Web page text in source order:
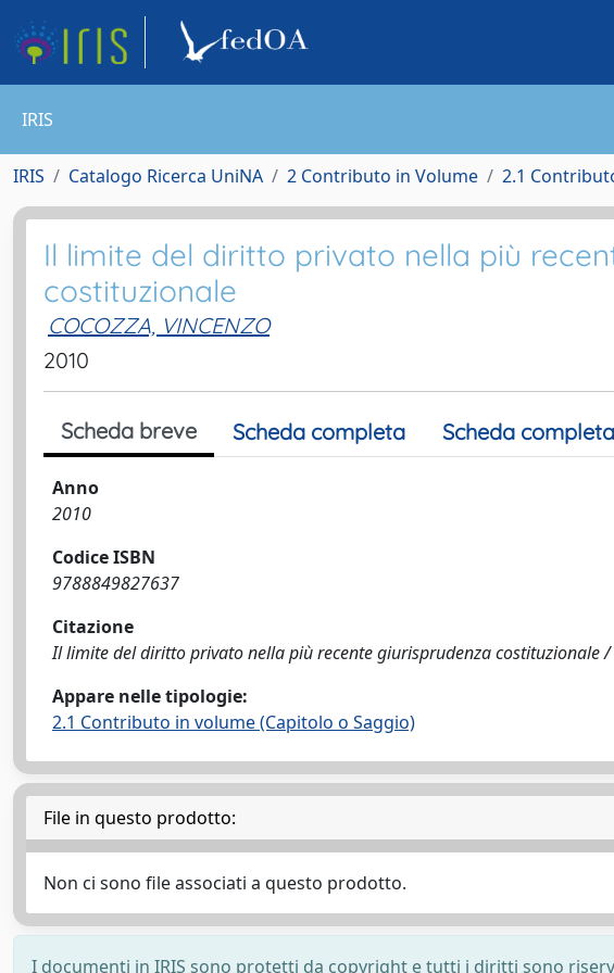
IRIS
IRIS Catalogo Ricerca UniNA 2 Contributo in Volume 2.1
Il limite del diritto privato nella più
costituzionale
COCOZZA, VINCENZO
2010
Scheda breve Scheda completa Scheda
Anno
2010
Codice ISBN
9788849827637
Citazione
Il limite del diritto privato nella più recente giurisprudenza costituzionale /
Appare nelle tipologie:
2.1 Contributo in volume (Capitolo o Saggio)
File in questo prodotto:
Non ci sono file associati a questo prodotto.
I documenti in IRIS sono protetti da copyright e tutti i diritti sono